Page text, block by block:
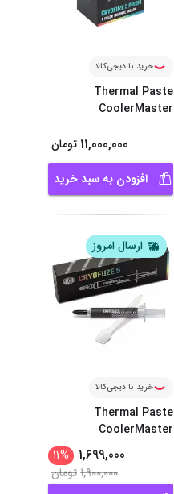
خرید با دیجی‌کالا
Thermal Paste
CoolerMaster
11,000,000 تومان
افزودن به سبد خرید
ارسال امروز
خرید با دیجی‌کالا
Thermal Paste
CoolerMaster
...
1,699,000
%
11
1,900,000تومان